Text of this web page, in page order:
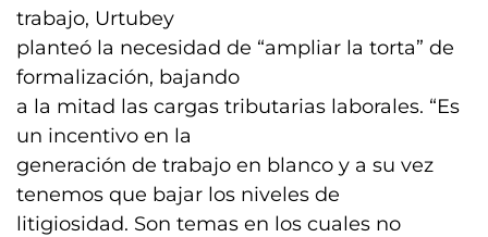
trabajo, Urtubey
planteó la necesidad de “ampliar la torta” de
formalización, bajando
a la mitad las cargas tributarias laborales. “Es
un incentivo en la
generación de trabajo en blanco y a su vez
tenemos que bajar los niveles de
litigiosidad. Son temas en los cuales no